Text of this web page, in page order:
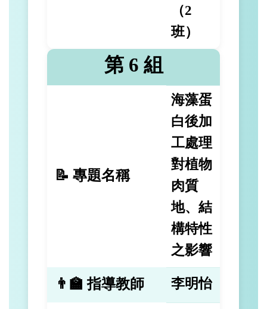
（2
班）
第 6 組
📝 專題名稱
海藻蛋
白後加
工處理
對植物
肉質
地、結
構特性
之影響
👨‍🏫 指導教師 李明怡